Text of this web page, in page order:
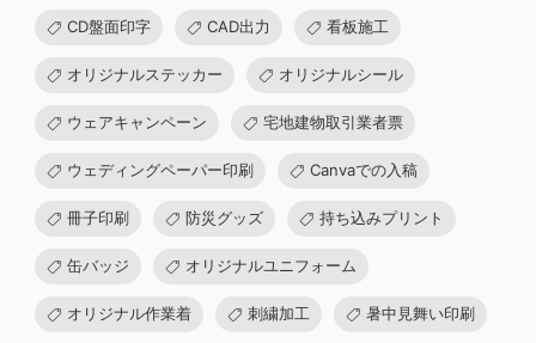
CD盤面印字 CAD出力 看板施工
オリジナルステッカー オリジナルシール
ウェアキャンペーン 宅地建物取引業者票
ウェディングペーパー印刷 Canvaでの入稿
冊子印刷 防災グッズ 持ち込みプリント
缶バッジ オリジナルユニフォーム
オリジナル作業着 刺繍加工 暑中見舞い印刷